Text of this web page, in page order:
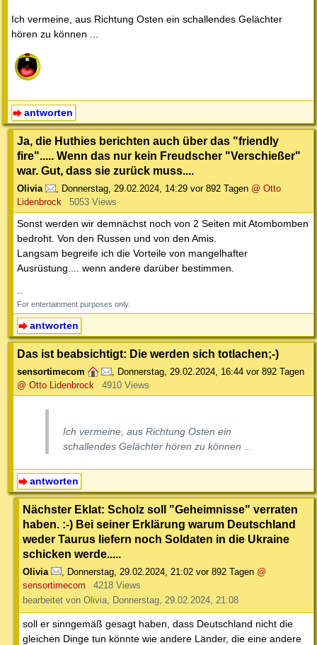
Ich vermeine, aus Richtung Osten ein schallendes Gelächter
hören zu können ...
antworten
Ja, die Huthies berichten auch über das "friendly
fire"..... Wenn das nur kein Freudscher "Verschießer"
war. Gut, dass sie zurück muss....
Olivia , Donnerstag, 29.02.2024, 14:29 vor 892 Tagen @ Otto
Lidenbrock
5053 Views
Sonst werden wir demnächst noch von 2 Seiten mit Atombomben
bedroht. Von den Russen und von den Amis.
Langsam begreife ich die Vorteile von mangelhafter
Ausrüstung.... wenn andere darüber bestimmen.
--
For entertainment purposes only.
antworten
Das ist beabsichtigt: Die werden sich totlachen;-)
sensortimecom , Donnerstag, 29.02.2024, 16:44 vor 892 Tagen
@ Otto Lidenbrock
4910 Views
Ich vermeine, aus Richtung Osten ein
schallendes Gelächter hören zu können ...
antworten
Nächster Eklat: Scholz soll "Geheimnisse" verraten
haben. :-) Bei seiner Erklärung warum Deutschland
weder Taurus liefern noch Soldaten in die Ukraine
schicken werde.....
Olivia Donnerstag, 29.02.2024, 21:02 vor 892 Tagen @
sensortimecom
4218 Views
bearbeitet von Olivia, Donnerstag, 29.02.2024, 21:08
soll er sinngemäß gesagt haben, dass Deutschland nicht die
gleichen Dinge tun könnte wie andere Länder, die eine andere